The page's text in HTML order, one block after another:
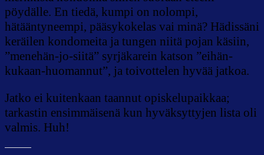
pöydälle. En tiedä, kumpi on nolompi,
hätääntyneempi, pääsykokelas vai minä? Hädissäni
keräilen kondomeita ja tungen niitä pojan käsiin,
”menehän-jo-siitä” syrjäkarein katson ”eihän-
kukaan-huomannut”, ja toivottelen hyvää jatkoa.
Jatko ei kuitenkaan taannut opiskelupaikkaa;
tarkastin ensimmäisenä kun hyväksyttyjen lista oli
valmis. Huh!